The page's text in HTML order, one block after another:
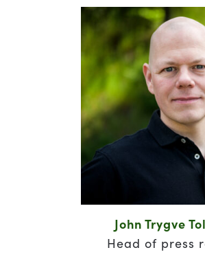
John Trygve
Head of press